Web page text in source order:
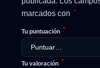
marcados con *
Tu puntuación *
Tu valoración *